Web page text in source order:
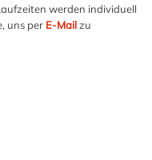
werden individuell
uns per E-Mailzu